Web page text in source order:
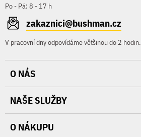
Po - Pá: 8 - 17 h
zakaznici@bushman.cz
V pracovní dny odpovídáme většinou do 2 hodin.
O NÁS
NAŠE SLUŽBY
O NÁKUPU